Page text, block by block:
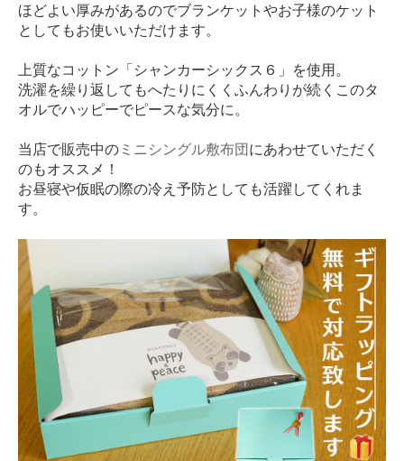
ほどよい厚みがあるのでブランケットやお子様のケット
としてもお使いいただけます。
上質なコットン「シャンカーシックス６」を使用。
洗濯を繰り返してもへたりにくくふんわりが続くこのタ
オルでハッピーでピースな気分に。
当店で販売中の ミニシングル敷布団にあわせていただく
のもオススメ！
お昼寝や仮眠の際の冷え予防としても活躍してくれま
す。